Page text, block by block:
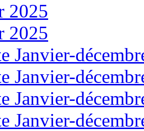
2025
2025
Janvier-
Janvier-
Janvier-
Janvier-